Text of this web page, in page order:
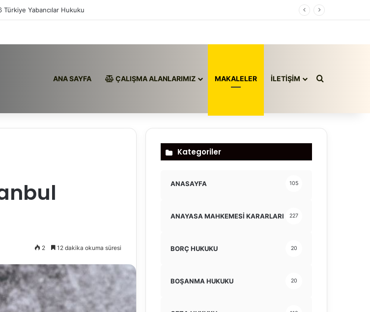
Türkiye Yabancılar Hukuku
ANA SAYFA ÇALIŞMA ALANLARIMIZ MAKALELER İLETİŞİM Arama yap
2 12 dakika okuma süresi
Kategoriler
ANASAYFA 105
ANAYASA MAHKEMESİ KARARLARI 227
BORÇ HUKUKU 20
BOŞANMA HUKUKU 20